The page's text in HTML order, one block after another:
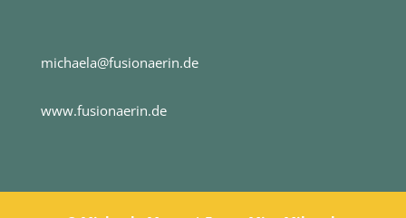
michaela@fusionaerin.de
www.fusionaerin.de